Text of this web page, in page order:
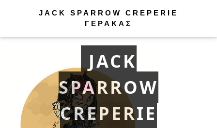
JACK SPARROW CREPERIE
ΓΕΡΑΚΑΣ
Καλώς ήρθατε στην JACK SPARROW
CREPERIE. Για DELIVERY καλέστε
JACK
SPARROW
CREPERIE